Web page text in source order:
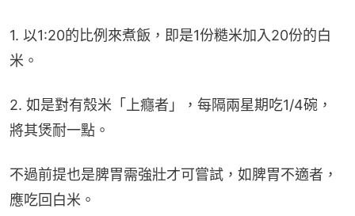
1. 以1:20的比例來煮飯，即是1份糙米加入20份的白
米。
2. 如是對有殼米「上癮者」，每隔兩星期吃1/4碗，
將其煲耐一點。
不過前提也是脾胃需強壯才可嘗試，如脾胃不適者，
應吃回白米。